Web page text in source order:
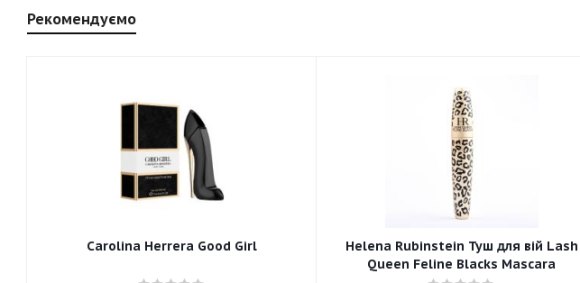
Рекомендуємо
Carolina Herrera Good Girl
Helena Rubinstein Туш для вій Lash
Queen Feline Blacks Mascara